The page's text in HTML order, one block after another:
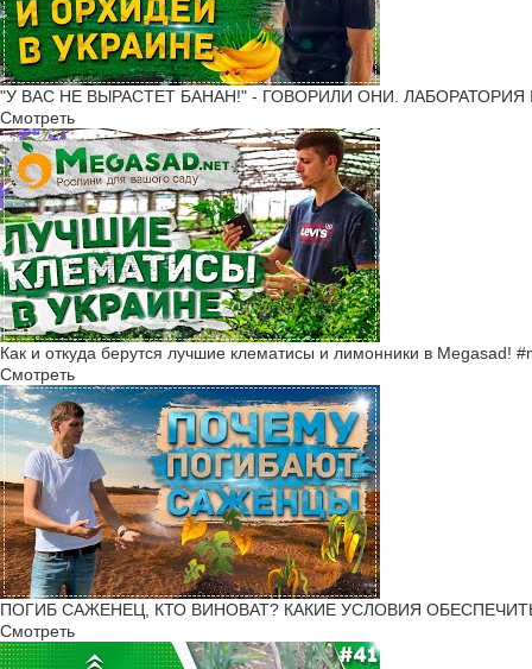
"У ВАС НЕ ВЫРАСТЕТ БАНАН!" - ГОВОРИЛИ ОНИ. ЛАБОРАТОРИЯ
Смотреть
Как и откуда берутся лучшие клематисы и лимонники в Megasad!
Смотреть
ПОГИБ САЖЕНЕЦ, КТО ВИНОВАТ? КАКИЕ УСЛОВИЯ ОБЕСПЕЧИТЬ
Смотреть